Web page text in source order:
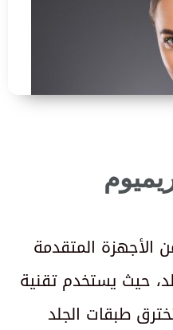
الأجهزة المتقدمة
حيث يستخدم تقنية
طبقات الجلد